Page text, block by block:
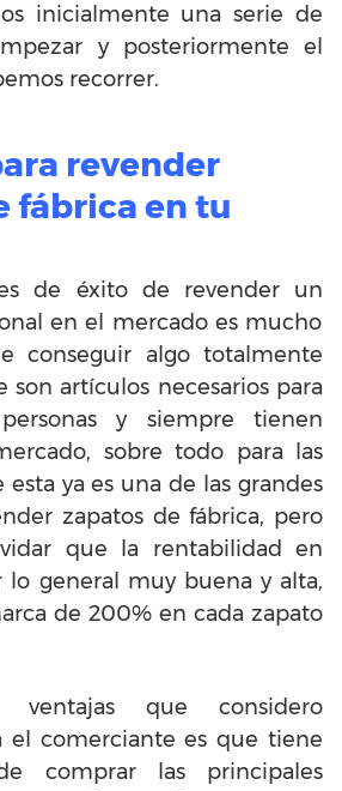
inicialmente una serie de
y posteriormente el
recorrer.
revender
fábrica en tu
de éxito de revender un
en el mercado es mucho
conseguir algo totalmente
son artículos necesarios para
y siempre tienen
sobre todo para las
ya es una de las grandes
zapatos de fábrica, pero
que la rentabilidad en
lo general muy buena y alta,
de 200% en cada zapato
que considero
el comerciante es que tiene
comprar las principales